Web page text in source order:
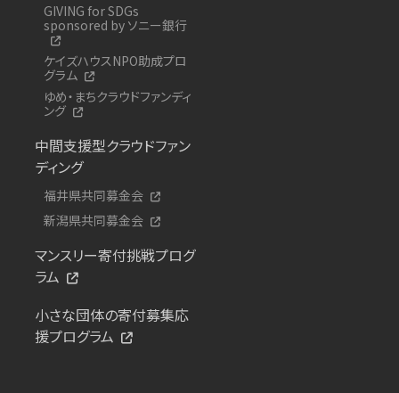
GIVING for SDGs
sponsored by ソニー銀行
ケイズハウスNPO助成プロ
グラム
ゆめ・まちクラウドファンディ
ング
中間支援型クラウドファン
ディング
福井県共同募金会
新潟県共同募金会
マンスリー寄付挑戦プログ
ラム
小さな団体の寄付募集応
援プログラム